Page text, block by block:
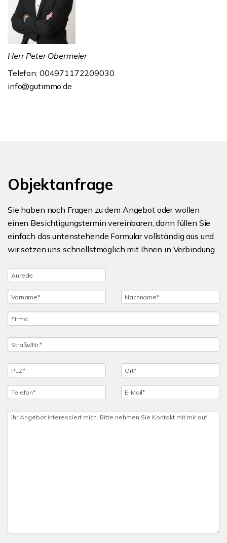
Herr Peter Obermeier
Telefon: 004971172209030
info@gutimmo.de
Objektanfrage
Sie haben noch Fragen zu dem Angebot oder wollen
einen Besichtigungstermin vereinbaren, dann füllen Sie
einfach das untenstehende Formular vollständig aus und
wir setzen uns schnellstmöglich mit Ihnen in Verbindung.